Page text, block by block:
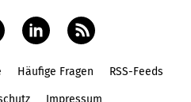
Häufige Fragen RSS-Feeds